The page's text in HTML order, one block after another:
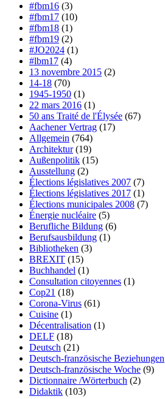
#fbm16 (3)
#fbm17 (10)
#fbm18 (1)
#fbm19 (2)
#JO2024 (1)
#lbm17 (4)
13 novembre 2015 (2)
14-18 (70)
1945-1950 (1)
22 mars 2016 (1)
50 ans Traité de l'Élysée (67)
Aachener Vertrag (17)
Allgemein (764)
Architektur(19)
Außenpolitik (15)
Ausstellung (2)
Élections législatives 2007 (7)
Élections législatives 2017 (1)
Élections municipales 2008 (7)
Énergie nucléaire (5)
Berufliche Bildung (6)
Berufsausbildung (1)
Bibliotheken (3)
BREXIT (15)
Buchhandel (1)
Consultation citoyennes (1)
Cop21 (18)
Corona-Virus (61)
Cuisine (1)
Décentralisation (1)
DELF (18)
Deutsch (21)
Deutsch-französische Beziehungen
Deutsch-französische Woche (9)
Dictionnaire /Wörterbuch (2)
Didaktik (103)